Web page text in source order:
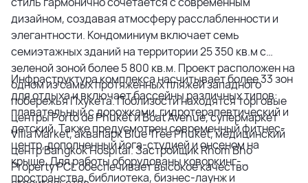
дизайном, создавая атмосферу расслабленности и
элегантности. Кондоминиум включает семь
семиэтажных зданий на территории 25 350 кв.м с
зеленой зоной более 5 800 кв.м. Проект расположен на
одном из самых протяженных пляжей западного
побережья Пхукета. Поблизости находятся торговые
центры Porto de Phuket и Boat Avenue, супермаркет
Villa Market, аквапарк Blue Tree Phuket, медицинский
центр Bangkok Hospital. Застройщик Rhom Bho
Property PCL обеспечивает высокое качество
Инфраструктура комплекса насчитывает более 33 зон
для отдыха и включает бассейны различных типов:
плавательный с дорожками, гидротерапевтический и
детский. Также предусмотрен современный фитнес-
центр, дополненный йога-студией и онсеном на
крыше. Для работы оборудованы коворкинг-
пространства, библиотека, бизнес-лаунж и